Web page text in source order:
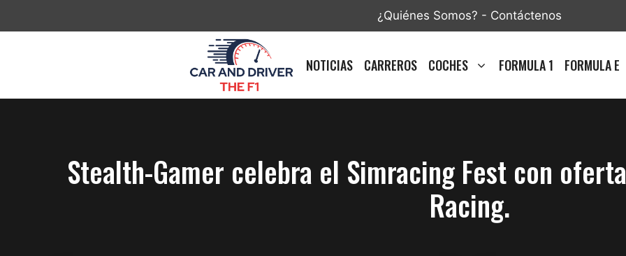
¿Quiénes Somos? - Contáctenos
NOTICIAS CARREROS COCHES FORMULA 1 FORMULA E
Stealth-Gamer celebra el Simracing Fest con
Racing.